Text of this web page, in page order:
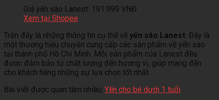
Giá yến sào Lanest: 191.999 VNĐ
Xem tại Shopee
Trên đây là những thông tin cụ thể về yến sào Lanest. Đây là
một thương hiệu chuyên cung cấp các sản phẩm về yến sào
tại thành phố Hồ Chí Minh. Mỗi sản phẩm của Lanest đều
được đảm bảo từ chất lượng đến hương vị, giúp mang đến
cho khách hàng những sự lựa chọn tốt nhất.
Bài viết được quan tâm nhiều: Yến cho bé dưới 1 tuổi